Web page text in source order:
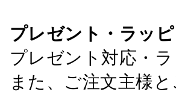
プレゼント・ラッ
プレゼント対応・
また、ご注文主様